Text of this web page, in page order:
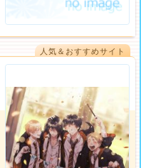
人気＆おすすめサイト